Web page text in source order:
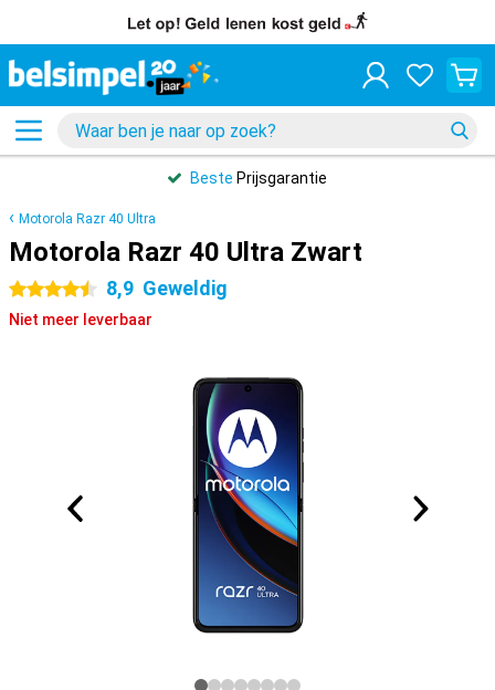
Beste Prijsgarantie
Motorola Razr 40 Ultra
Motorola Razr 40 Ultra Zwart
4.5 sterren 8,9 Geweldig
Niet meer leverbaar